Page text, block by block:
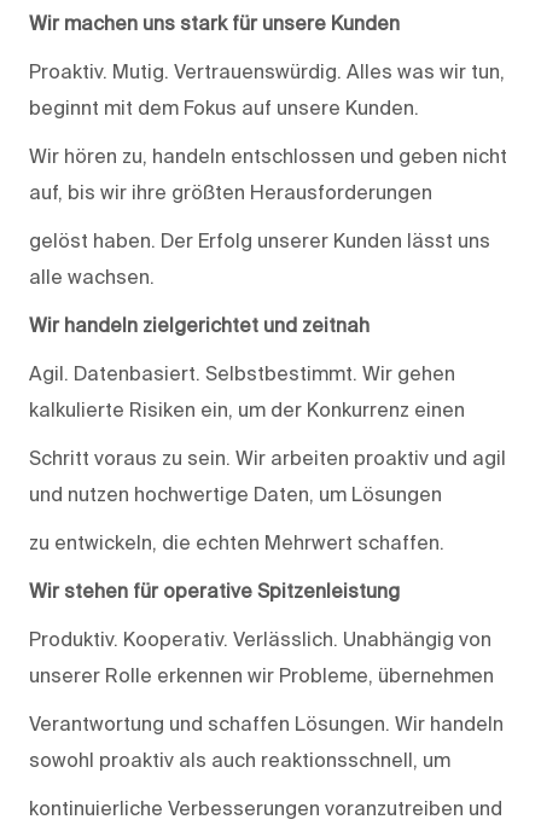
Wir machen uns stark für unsere Kunden
Proaktiv. Mutig. Vertrauenswürdig. Alles was wir tun,
beginnt mit dem Fokus auf unsere Kunden.
Wir hören zu, handeln entschlossen und geben nicht
auf, bis wir ihre größten Herausforderungen
gelöst haben. Der Erfolg unserer Kunden lässt uns
alle wachsen.
Wir handeln zielgerichtet und zeitnah
Agil. Datenbasiert. Selbstbestimmt. Wir gehen
kalkulierte Risiken ein, um der Konkurrenz einen
Schritt voraus zu sein. Wir arbeiten proaktiv und agil
und nutzen hochwertige Daten, um Lösungen
zu entwickeln, die echten Mehrwert schaffen.
Wir stehen für operative Spitzenleistung
Produktiv. Kooperativ. Verlässlich. Unabhängig von
unserer Rolle erkennen wir Probleme, übernehmen
Verantwortung und schaffen Lösungen. Wir handeln
sowohl proaktiv als auch reaktionsschnell, um
kontinuierliche Verbesserungen voranzutreiben und